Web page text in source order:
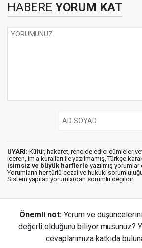
HABERE YORUM KAT
UYARI: Küfür, hakaret, rencide edici cümleler
içeren, imla kuralları ile yazılmamış, Türkçe
isimsiz ve büyük harflerle yazılmış
Yorumların her türlü cezai ve hukuki
Sistem yapılan yorumlardan sorumlu değildir.
Önemli not: Yorum ve
değerli olduğunu biliyor musunuz?
cevaplarımıza katkıda